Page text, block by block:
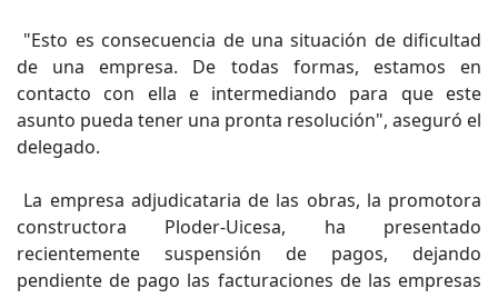
"Esto es consecuencia de una situación de dificultad
de una empresa. De todas formas, estamos en
contacto con ella e intermediando para que este
asunto pueda tener una pronta resolución", aseguró el
delegado.
La empresa adjudicataria de las obras, la promotora
constructora Ploder-Uicesa, ha presentado
recientemente suspensión de pagos, dejando
pendiente de pago las facturaciones de las empresas